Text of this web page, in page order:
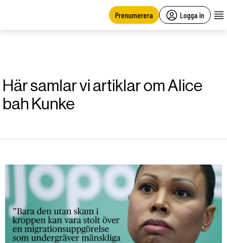
Prenumerera Logga in
Här samlar vi artiklar om Alice
bah Kunke